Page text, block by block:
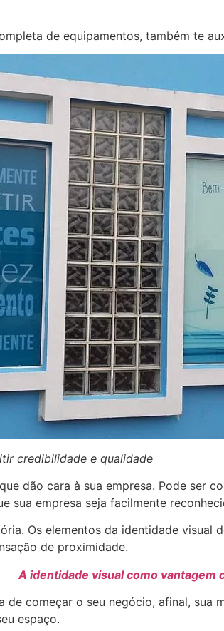
de equipamentos, também te
credibilidade e qualidade
dão cara à sua empresa. Pode ser
sua empresa seja facilmente
Os elementos da identidade
de proximidade.
A identidade visual como vantagem
começar o seu negócio, afinal,
espaço.